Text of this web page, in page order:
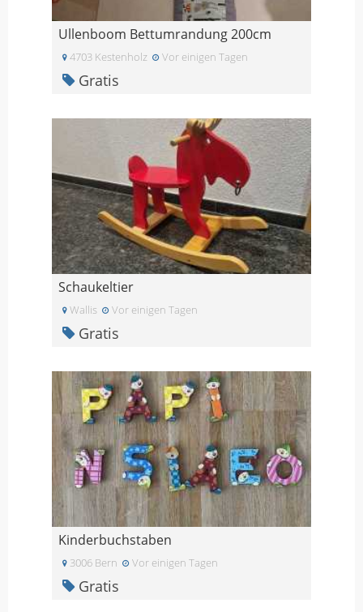
Ullenboom Bettumrandung 200cm
4703 Kestenholz Vor einigen Tagen
Gratis
Schaukeltier
Wallis Vor einigen Tagen
Gratis
Kinderbuchstaben
3006 Bern Vor einigen Tagen
Gratis